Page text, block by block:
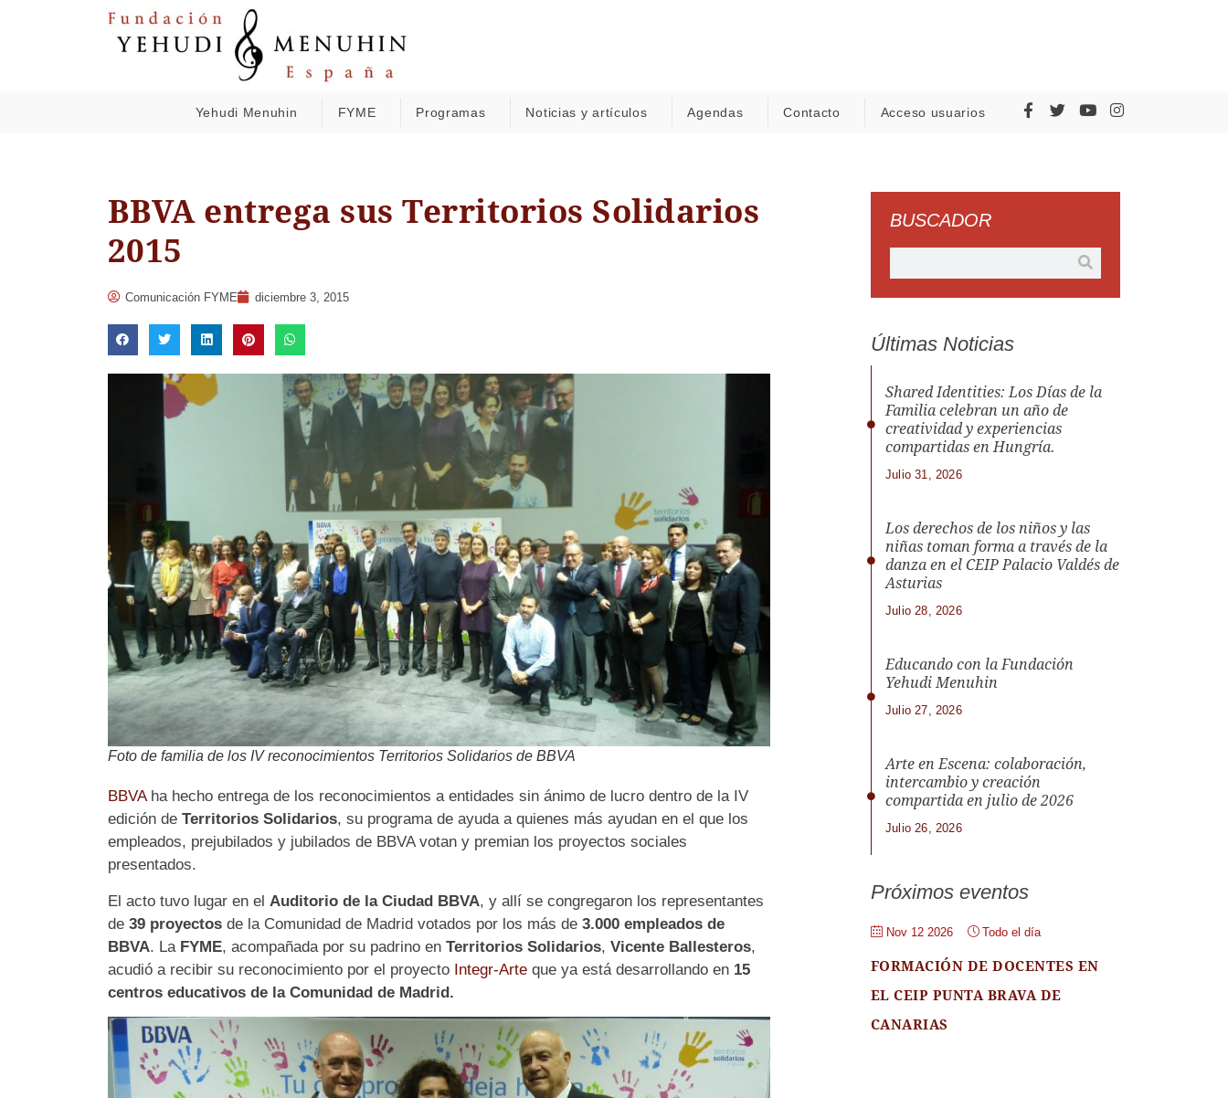
Yehudi Menuhin FYME Programas Noticias y artículos Agendas Contacto Acceso usuarios
BBVA entrega sus Territorios Solidarios
2015
Comunicación FYME diciembre 3, 2015
Foto de familia de los IV reconocimientos Territorios Solidarios de BBVA
BBVAha hecho entrega de los reconocimientos a entidades sin ánimo de lucro dentro de la IV
edición de Territorios Solidarios, su programa de ayuda a quienes más ayudan en el que los
empleados, prejubilados y jubilados de BBVA votan y premian los proyectos sociales
presentados.
El acto tuvo lugar en el Auditorio de la Ciudad BBVA, y allí se congregaron los representantes
de 39 proyectosde la Comunidad de Madrid votados por los más de 3.000 empleados de
BBVA. La FYME, acompañada por su padrino en Territorios Solidarios, Vicente Ballesteros,
acudió a recibir su reconocimiento por el proyecto Integr-Arteque ya está desarrollando en 15
centros educativos de la Comunidad de Madrid.
BUSCADOR
Últimas Noticias
Shared Identities: Los Días de la
Familia celebran un año de
creatividad y experiencias
compartidas en Hungría.
Julio 31, 2026
Los derechos de los niños y las
niñas toman forma a través de la
danza en el CEIP Palacio Valdés de
Asturias
Julio 28, 2026
Educando con la Fundación
Yehudi Menuhin
Julio 27, 2026
Arte en Escena: colaboración,
intercambio y creación
compartida en julio de 2026
Julio 26, 2026
Próximos eventos
Nov 12 2026 Todo el día
FORMACIÓN DE DOCENTES EN
EL CEIP PUNTA BRAVA DE
CANARIAS